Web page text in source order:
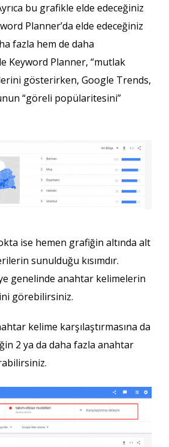
bu grafikle elde edeceğiniz
Planner’da elde edeceğiniz
fazla hem de daha
Keyword Planner, “mutlak
gösterirken, Google Trends,
“göreli popülaritesini”
ise hemen grafiğin altında alt
sunulduğu kısımdır.
genelinde anahtar kelimelerin
görebilirsiniz.
kelime karşılaştırmasına da
2 ya da daha fazla anahtar